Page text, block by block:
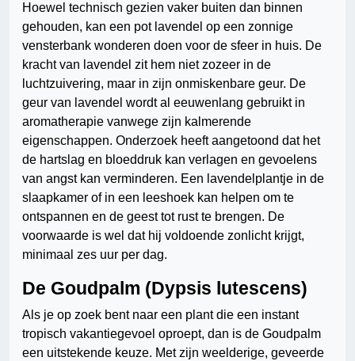
Hoewel technisch gezien vaker buiten dan binnen
gehouden, kan een pot lavendel op een zonnige
vensterbank wonderen doen voor de sfeer in huis. De
kracht van lavendel zit hem niet zozeer in de
luchtzuivering, maar in zijn onmiskenbare geur. De
geur van lavendel wordt al eeuwenlang gebruikt in
aromatherapie vanwege zijn kalmerende
eigenschappen. Onderzoek heeft aangetoond dat het
de hartslag en bloeddruk kan verlagen en gevoelens
van angst kan verminderen. Een lavendelplantje in de
slaapkamer of in een leeshoek kan helpen om te
ontspannen en de geest tot rust te brengen. De
voorwaarde is wel dat hij voldoende zonlicht krijgt,
minimaal zes uur per dag.
De Goudpalm (Dypsis lutescens)
Als je op zoek bent naar een plant die een instant
tropisch vakantiegevoel oproept, dan is de Goudpalm
een uitstekende keuze. Met zijn weelderige, geveerde